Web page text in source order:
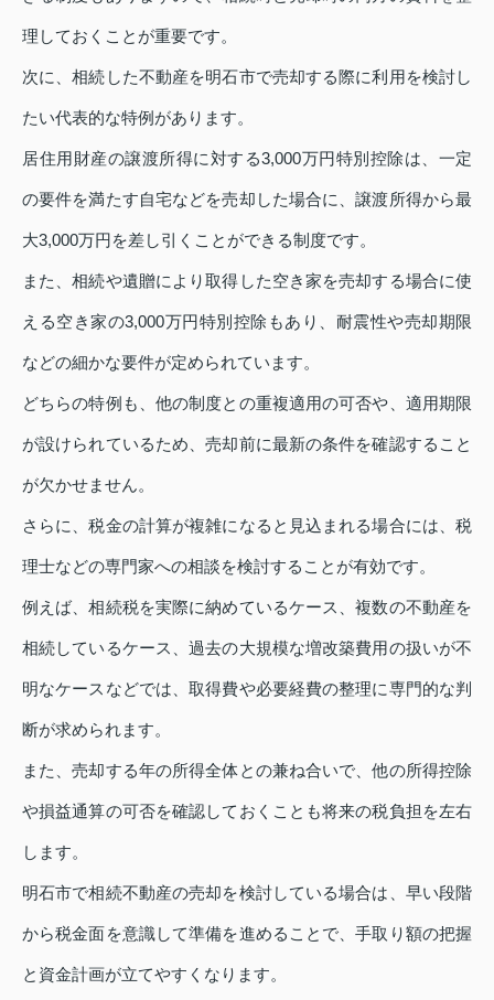
理しておくことが重要です。
次に、相続した不動産を明石市で売却する際に利用を検討し
たい代表的な特例があります。
居住用財産の譲渡所得に対する3,000万円特別控除は、一定
の要件を満たす自宅などを売却した場合に、譲渡所得から最
大3,000万円を差し引くことができる制度です。
また、相続や遺贈により取得した空き家を売却する場合に使
える空き家の3,000万円特別控除もあり、耐震性や売却期限
などの細かな要件が定められています。
どちらの特例も、他の制度との重複適用の可否や、適用期限
が設けられているため、売却前に最新の条件を確認すること
が欠かせません。
さらに、税金の計算が複雑になると見込まれる場合には、税
理士などの専門家への相談を検討することが有効です。
例えば、相続税を実際に納めているケース、複数の不動産を
相続しているケース、過去の大規模な増改築費用の扱いが不
明なケースなどでは、取得費や必要経費の整理に専門的な判
断が求められます。
また、売却する年の所得全体との兼ね合いで、他の所得控除
や損益通算の可否を確認しておくことも将来の税負担を左右
します。
明石市で相続不動産の売却を検討している場合は、早い段階
から税金面を意識して準備を進めることで、手取り額の把握
と資金計画が立てやすくなります。